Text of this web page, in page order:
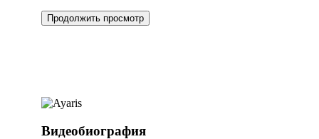
Продолжить просмотр
Видеобиография